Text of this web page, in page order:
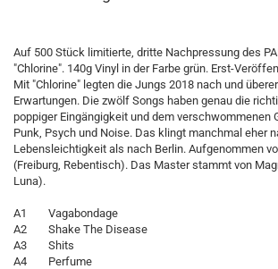
Auf 500 Stück limitierte, dritte Nachpressung des
"Chlorine". 140g Vinyl in der Farbe grün. Erst-
Mit "Chlorine" legten die Jungs 2018 nach und
Erwartungen. Die zwölf Songs haben genau die
poppiger Eingängigkeit und dem verschwommenen
Punk, Psych und Noise. Das klingt manchmal eher
Lebensleichtigkeit als nach Berlin. Aufgenommen
(Freiburg, Rebentisch). Das Master stammt von
Luna).
A1 Vagabondage
A2 Shake The Disease
A3 Shits
A4 Perfume